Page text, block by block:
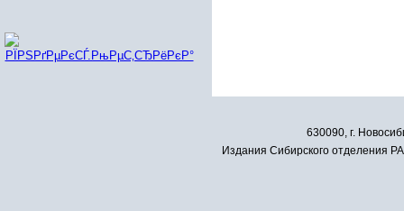
630090, г.
Издания Сибирского отделения